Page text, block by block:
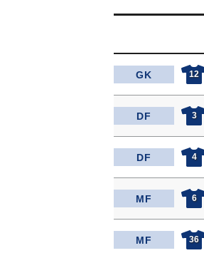
GK 12
DF 3
DF 4
MF 6
MF 36